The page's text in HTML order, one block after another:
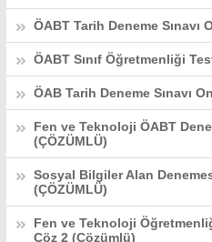
ÖABT Tarih Deneme Sınavı
ÖABT Sınıf Öğretmenliği
ÖAB Tarih Deneme Sınavı
Fen ve Teknoloji ÖABT
(ÇÖZÜMLÜ)
Sosyal Bilgiler Alan
(ÇÖZÜMLÜ)
Fen ve Teknoloji
Çöz 2 (Çözümlü)